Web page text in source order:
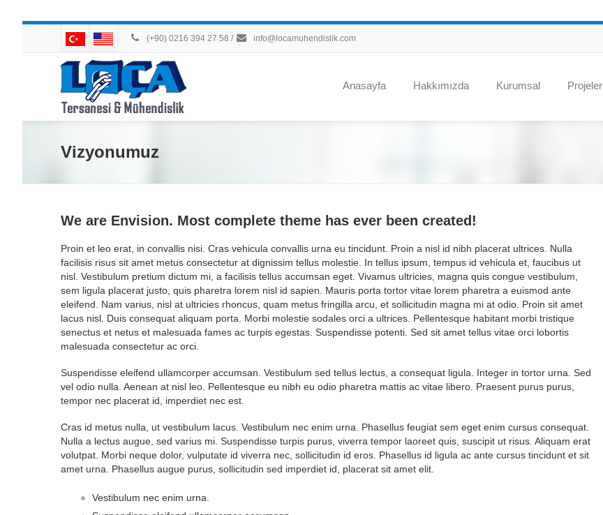
(+90) 0216 394 27 58 / info@locamuhendislik.com
Anasayfa Hakkımızda Kurumsal Projeler
Vizyonumuz
We are Envision. Most complete theme has ever been created!
Proin et leo erat, in convallis nisi. Cras vehicula convallis urna eu tincidunt. Proin a nisl id nibh placerat ultrices. Nulla
facilisis risus sit amet metus consectetur at dignissim tellus molestie. In tellus ipsum, tempus id vehicula et, faucibus ut
nisl. Vestibulum pretium dictum mi, a facilisis tellus accumsan eget. Vivamus ultricies, magna quis congue vestibulum,
sem ligula placerat justo, quis pharetra lorem nisl id sapien. Mauris porta tortor vitae lorem pharetra a euismod ante
eleifend. Nam varius, nisl at ultricies rhoncus, quam metus fringilla arcu, et sollicitudin magna mi at odio. Proin sit amet
lacus nisl. Duis consequat aliquam porta. Morbi molestie sodales orci a ultrices. Pellentesque habitant morbi tristique
senectus et netus et malesuada fames ac turpis egestas. Suspendisse potenti. Sed sit amet tellus vitae orci lobortis
malesuada consectetur ac orci.
Suspendisse eleifend ullamcorper accumsan. Vestibulum sed tellus lectus, a consequat ligula. Integer in tortor urna. Sed
vel odio nulla. Aenean at nisl leo. Pellentesque eu nibh eu odio pharetra mattis ac vitae libero. Praesent purus purus,
tempor nec placerat id, imperdiet nec est.
Cras id metus nulla, ut vestibulum lacus. Vestibulum nec enim urna. Phasellus feugiat sem eget enim cursus consequat.
Nulla a lectus augue, sed varius mi. Suspendisse turpis purus, viverra tempor laoreet quis, suscipit ut risus. Aliquam erat
volutpat. Morbi neque dolor, vulputate id viverra nec, sollicitudin id eros. Phasellus id ligula ac ante cursus tincidunt et sit
amet urna. Phasellus augue purus, sollicitudin sed imperdiet id, placerat sit amet elit.
Vestibulum nec enim urna.